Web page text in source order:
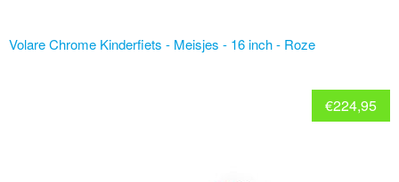
Volare Chrome Kinderfiets - Meisjes - 16 inch - Roze
€224,95